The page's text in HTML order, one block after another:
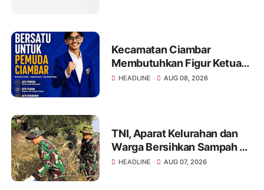
Kecamatan Ciambar
Membutuhkan Figur Ketua
KNPI yang Mampu
HEADLINE AUG 08, 2026
TNI, Aparat Kelurahan dan
Warga Bersihkan Sampah di
Bantaran Sungai Sa'dan
HEADLINE AUG 07, 2026